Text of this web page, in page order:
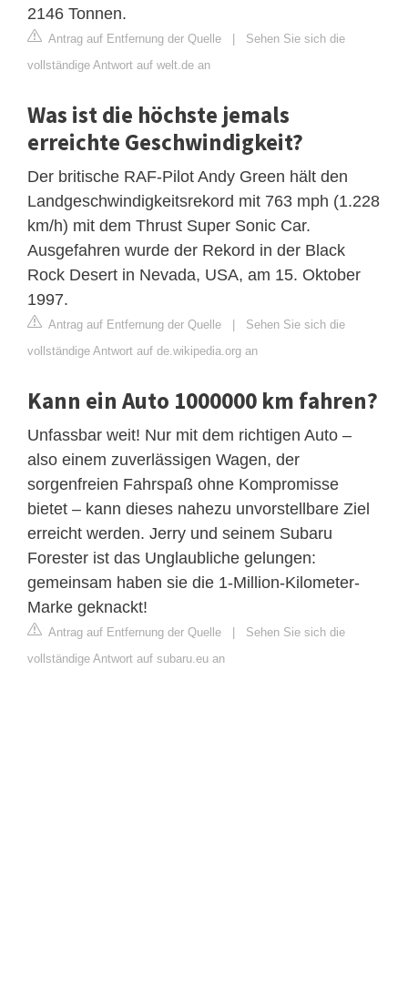
2146 Tonnen.
Antrag auf Entfernung der Quelle | Sehen Sie sich die
vollständige Antwort auf welt.de an
Was ist die höchste jemals
erreichte Geschwindigkeit?
Der britische RAF-Pilot Andy Green hält den
Landgeschwindigkeitsrekord mit 763 mph (1.228
km/h) mit dem Thrust Super Sonic Car.
Ausgefahren wurde der Rekord in der Black
Rock Desert in Nevada, USA, am 15. Oktober
1997.
Antrag auf Entfernung der Quelle | Sehen Sie sich die
vollständige Antwort auf de.wikipedia.org an
Kann ein Auto 1000000 km fahren?
Unfassbar weit! Nur mit dem richtigen Auto –
also einem zuverlässigen Wagen, der
sorgenfreien Fahrspaß ohne Kompromisse
bietet – kann dieses nahezu unvorstellbare Ziel
erreicht werden. Jerry und seinem Subaru
Forester ist das Unglaubliche gelungen:
gemeinsam haben sie die 1-Million-Kilometer-
Marke geknackt!
Antrag auf Entfernung der Quelle | Sehen Sie sich die
vollständige Antwort auf subaru.eu an